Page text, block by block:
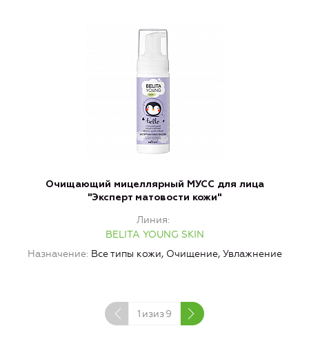
Очищающий мицеллярный МУСС для лица
"Эксперт матовости кожи"
Линия
BELITA YOUNG SKIN
Назначение Все типы кожи, Очищение, Увлажнение
1 изиз9